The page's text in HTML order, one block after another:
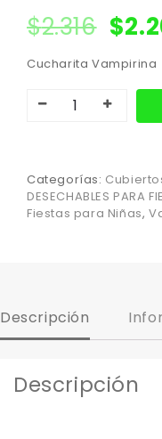
$2.316 $
Cucharita Vampirina
Categorías:
DESECHABLES PARA
Fiestas para Niñas,
Descripción
Descripción